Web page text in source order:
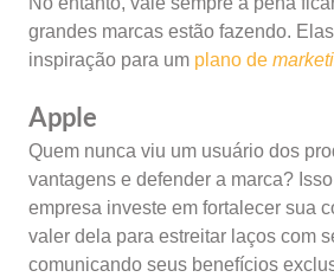
grandes marcas estão fazendo.
inspiração para um plano de
Apple
Quem nunca viu um usuário dos
vantagens e defender a marca?
empresa investe em fortalecer sua
valer dela para estreitar laços com
comunicando seus benefícios